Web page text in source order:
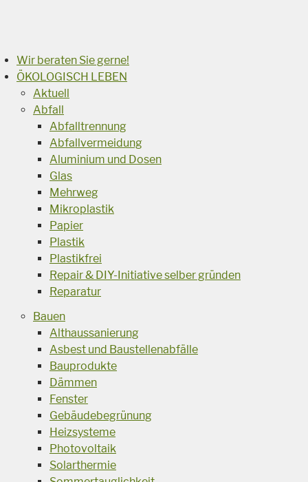
Wir beraten Sie gerne!
ÖKOLOGISCH LEBEN
Aktuell
Abfall
Abfalltrennung
Abfallvermeidung
Aluminium und Dosen
Glas
Mehrweg
Mikroplastik
Papier
Plastik
Plastikfrei
Repair & DIY-Initiative selber gründen
Reparatur
Bauen
Althaussanierung
Asbest und Baustellenabfälle
Bauprodukte
Dämmen
Fenster
Gebäudebegrünung
Heizsysteme
Photovoltaik
Solarthermie